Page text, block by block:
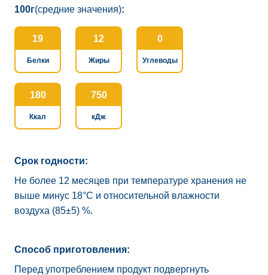
100г(средние значения):
19
Белки
12
Жиры
0
Углеводы
180
Ккал
750
кДж
Срок годности:
Не более 12 месяцев при температуре хранения не
выше минус 18°C и относительной влажности
воздуха (85±5) %.
Способ приготовления:
Перед употреблением продукт подвергнуть